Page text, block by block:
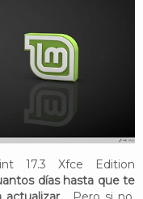
17.3 Xfce Edition
días hasta que te